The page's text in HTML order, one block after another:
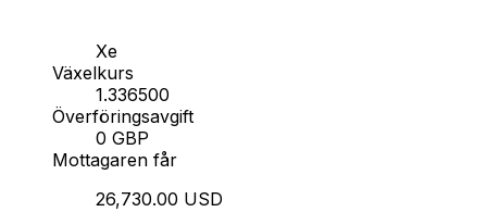
Xe
Växelkurs
1.336500
Överföringsavgift
0 GBP
Mottagaren får
26,730.00 USD